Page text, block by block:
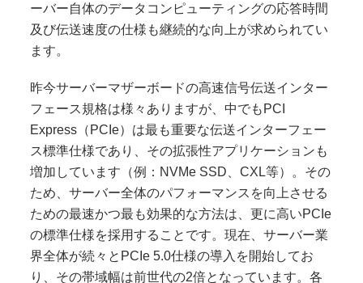
ーバー自体のデータコンピューティングの応答時間
及び伝送速度の仕様も継続的な向上が求められてい
ます。
昨今サーバーマザーボードの高速信号伝送インター
フェース規格は様々ありますが、中でもPCI
Express（PCIe）は最も重要な伝送インターフェー
ス標準仕様であり、その拡張性アプリケーションも
増加しています（例：NVMe SSD、CXL等）。その
ため、サーバー全体のパフォーマンスを向上させる
ための最速かつ最も効果的な方法は、更に高いPCIe
の標準仕様を採用することです。現在、サーバー業
界全体が続々とPCIe 5.0仕様の導入を開始してお
り、その帯域幅は前世代の2倍となっています。各